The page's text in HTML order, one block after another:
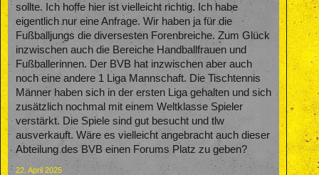
sollte. Ich hoffe hier ist vielleicht richtig. Ich habe
eigentlich nur eine Anfrage. Wir haben ja für die
Fußballjungs die diversesten Forenbreiche. Zum Glück
inzwischen auch die Bereiche Handballfrauen und
Fußballerinnen. Der BVB hat inzwischen aber auch
noch eine andere 1 Liga Mannschaft. Die Tischtennis
Männer haben sich in der ersten Liga gehalten und sich
zusätzlich nochmal mit einem Weltklasse Spieler
verstärkt. Die Spiele sind gut besucht und tlw
ausverkauft. Wäre es vielleicht angebracht auch dieser
Abteilung des BVB einen Forums Platz zu geben?
22. April 2025